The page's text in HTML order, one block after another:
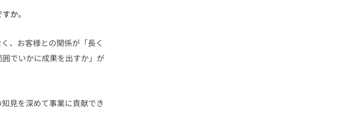
か。
、お客様との関係が「長く
でいかに成果を出すか」が
見を深めて事業に貢献でき